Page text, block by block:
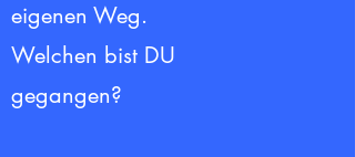
eigenen Weg.
Welchen bist DU
gegangen?